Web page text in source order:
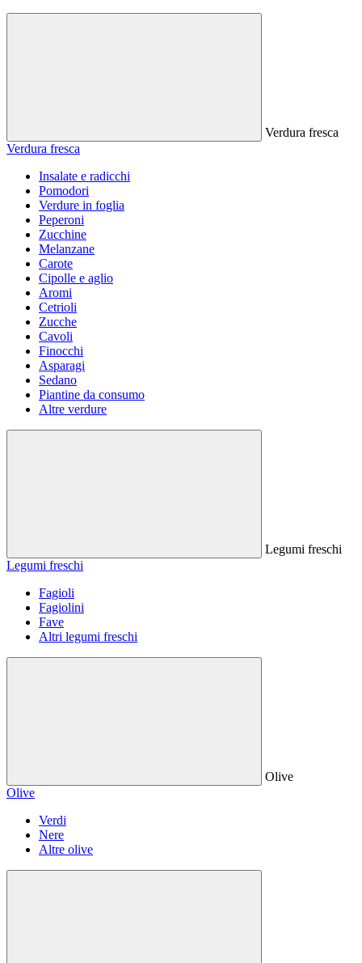
Verdura fresca
Verdura fresca
Insalate e radicchi
Pomodori
Verdure in foglia
Peperoni
Zucchine
Melanzane
Carote
Cipolle e aglio
Aromi
Cetrioli
Zucche
Cavoli
Finocchi
Asparagi
Sedano
Piantine da consumo
Altre verdure
Legumi freschi
Legumi freschi
Fagioli
Fagiolini
Fave
Altri legumi freschi
Olive
Olive
Verdi
Nere
Altre olive